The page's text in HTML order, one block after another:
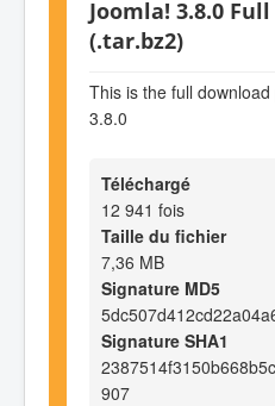
Joomla! 3.8.0
(.tar.bz2)
This is the full
3.8.0
Téléchargé
12 941 fois
Taille du fichier
7,36 MB
Signature MD5
Signature SHA1
907